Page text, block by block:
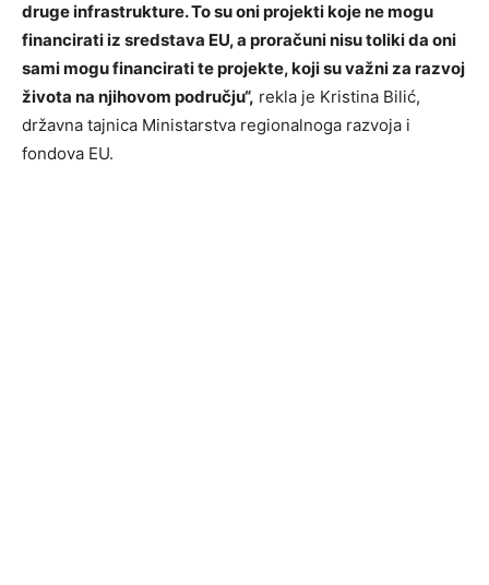
druge infrastrukture. To su oni projekti koje ne mogu
financirati iz sredstava EU, a proračuni nisu toliki da oni
sami mogu financirati te projekte, koji su važni za razvoj
života na njihovom području“, rekla je Kristina Bilić,
državna tajnica Ministarstva regionalnoga razvoja i
fondova EU.